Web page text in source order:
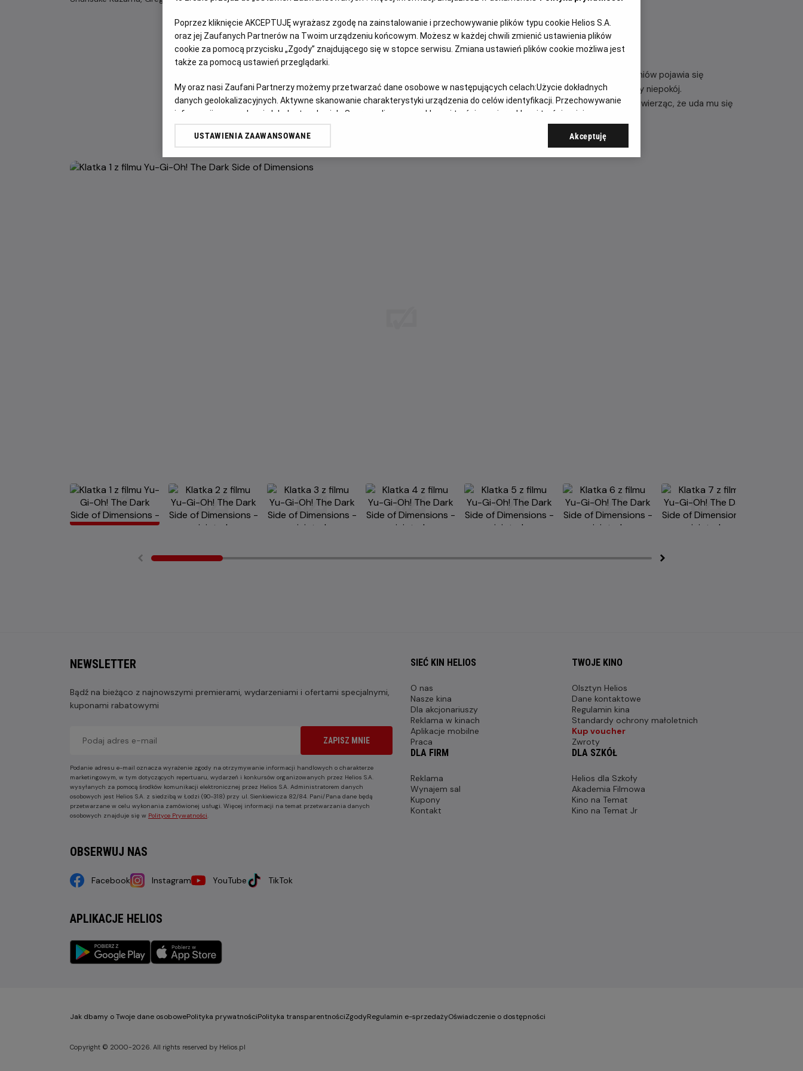
OPIS FILMU
Gdy rok szkolny dobiega końca, Yugi i jego przyjaciele wracają do liceum. Wśród uczniów pojawia się
Aigami – tajemniczy i niepokojący chłopak, którego zachowanie wzbudza narastający niepokój.
Tymczasem Kaiba kontynuuje swoją obsesyjną próbę odbudowy Milenijnej Układanki, wierząc, że uda mu się
NEWSLETTER
Bądź na bieżąco z najnowszymi premierami, wydarzeniami i ofertami specjalnymi,
kuponami rabatowymi
ZAPISZ MNIE
Podanie adresu e-mail oznacza wyrażenie zgody na otrzymywanie informacji handlowych o charakterze
marketingowym, w tym dotyczących repertuaru, wydarzeń i konkursów organizowanych przez Helios S.A.
wysyłanych za pomocą środków komunikacji elektronicznej przez Helios S.A. Administratorem danych
osobowych jest Helios S.A. z siedzibą w Łodzi (90-318) przy ul. Sienkiewicza 82/84. Pani/Pana dane będą
przetwarzane w celu wykonania zamówionej usługi. Więcej informacji na temat przetwarzania danych
osobowych znajduje się w Polityce Prywatności.
OBSERWUJ NAS
Facebook Instagram YouTube TikTok
APLIKACJE HELIOS
SIEĆ KIN HELIOS
O nas
Nasze kina
Dla akcjonariuszy
Reklama w kinach
Aplikacje mobilne
Praca
TWOJE KINO
Olsztyn Helios
Dane kontaktowe
Regulamin kina
Standardy ochrony małoletnich
Kup voucher
Zwroty
DLA FIRM
Reklama
Wynajem sal
Kupony
Kontakt
DLA SZKÓŁ
Helios dla Szkoły
Akademia Filmowa
Kino na Temat
Kino na Temat Jr
Jak dbamy o Twoje dane osobowePolityka prywatnościPolityka transparentnościZgodyRegulamin e-sprzedażyOświadczenie o dostępności
Copyright © 2000-2026. All rights reserved by Helios.pl
Poprzez kliknięcie AKCEPTUJĘ wyrażasz zgodę na zainstalowanie i przechowywanie plików typu cookie Helios S.A.
oraz jej Zaufanych Partnerów na Twoim urządzeniu końcowym. Możesz w każdej chwili zmienić ustawienia plików
cookie za pomocą przycisku „Zgody” znajdującego się w stopce serwisu. Zmiana ustawień plików cookie możliwa jest
także za pomocą ustawień przeglądarki.
My oraz nasi Zaufani Partnerzy możemy przetwarzać dane osobowe w następujących celach:Użycie dokładnych
danych geolokalizacyjnych. Aktywne skanowanie charakterystyki urządzenia do celów identyfikacji. Przechowywanie
informacji na urządzeniu lub dostęp do nich. Spersonalizowane reklamy i treści, pomiar reklam i treści, opinie
odbiorców i ulepszanie usług.
USTAWIENIA ZAAWANSOWANE Akceptuję